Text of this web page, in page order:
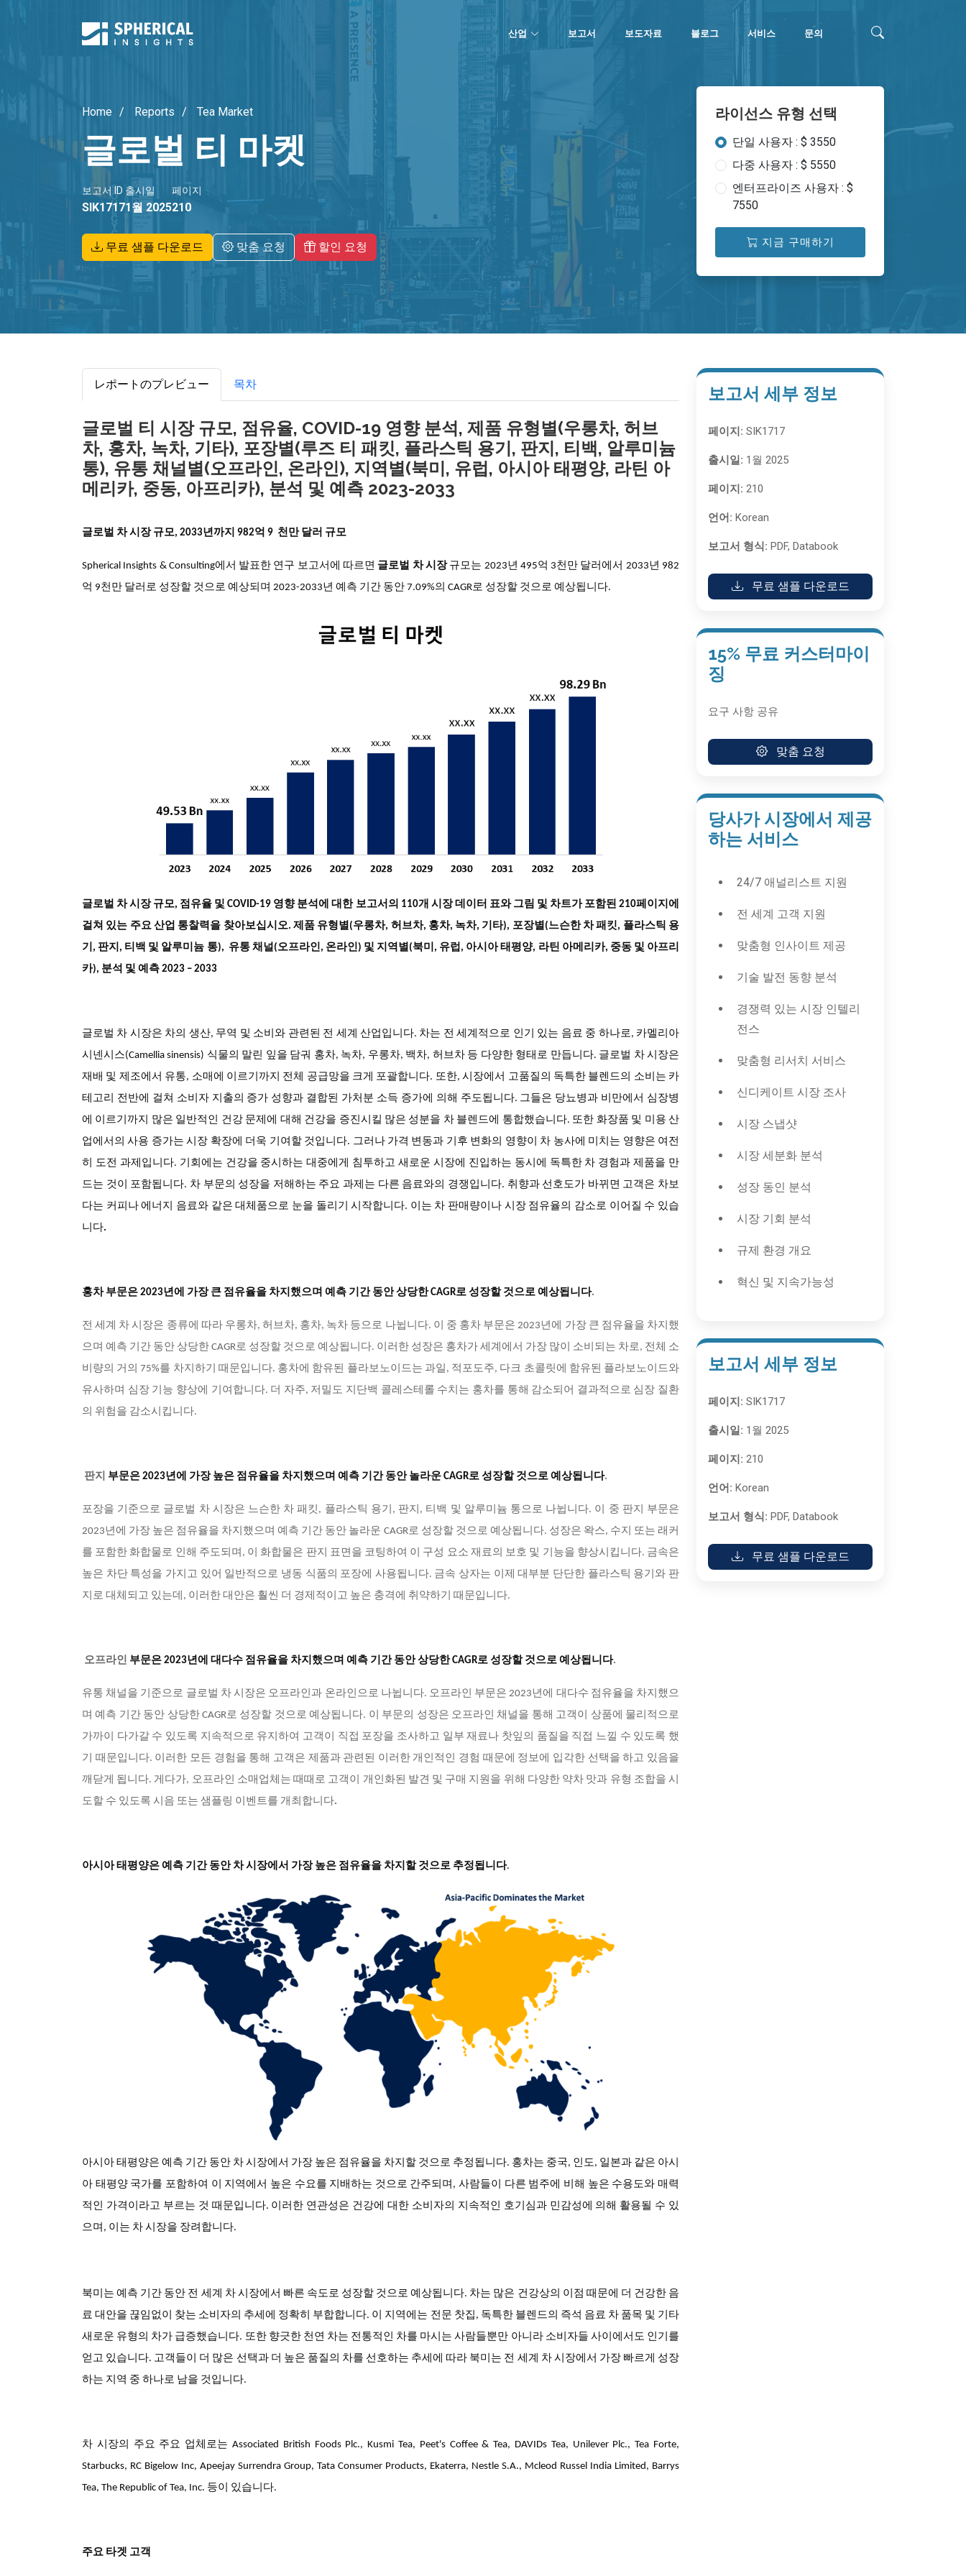
산업 보고서 보도자료 블로그 서비스 문의
Home Reports Tea Market
글로벌 티 마켓
보고서 ID
SIK1717
출시일
1월 2025
페이지
210
무료 샘플 다운로드 맞춤 요청 할인 요청
라이선스 유형 선택
단일 사용자 : $ 3550
다중 사용자 : $ 5550
엔터프라이즈 사용자 : $
7550
지금 구매하기
レポートのプレビュー 목차
글로벌 티 시장 규모, 점유율, COVID-19 영향 분석, 제품 유형별(우롱차, 허브
차, 홍차, 녹차, 기타), 포장별(루즈 티 패킷, 플라스틱 용기, 판지, 티백, 알루미늄
통), 유통 채널별(오프라인, 온라인), 지역별(북미, 유럽, 아시아 태평양, 라틴 아
메리카, 중동, 아프리카), 분석 및 예측 2023-2033
글로벌 차 시장 규모, 2033년까지 982억 9 천만 달러 규모
Spherical Insights & Consulting에서 발표한 연구 보고서에 따르면 글로벌 차 시장규모는 2023년 495억 3천만 달러에서 2033년 982
억 9천만 달러로 성장할 것으로 예상되며 2023-2033년 예측 기간 동안 7.09%의 CAGR로 성장할 것으로 예상됩니다.
글로벌 차 시장 규모, 점유율 및 COVID-19 영향 분석에 대한 보고서의 110개 시장 데이터 표와 그림 및 차트가 포함된 210페이지에
걸쳐 있는 주요 산업 통찰력을 찾아보십시오. 제품 유형별(우롱차, 허브차, 홍차, 녹차, 기타), 포장별(느슨한 차 패킷, 플라스틱 용
기, 판지, 티백 및 알루미늄 통), 유통 채널(오프라인, 온라인) 및 지역별(북미, 유럽, 아시아 태평양, 라틴 아메리카, 중동 및 아프리
카), 분석 및 예측 2023 – 2033
글로벌 차 시장은 차의 생산, 무역 및 소비와 관련된 전 세계 산업입니다. 차는 전 세계적으로 인기 있는 음료 중 하나로, 카멜리아
시넨시스(Camellia sinensis) 식물의 말린 잎을 담궈 홍차, 녹차, 우롱차, 백차, 허브차 등 다양한 형태로 만듭니다. 글로벌 차 시장은
재배 및 제조에서 유통, 소매에 이르기까지 전체 공급망을 크게 포괄합니다. 또한, 시장에서 고품질의 독특한 블렌드의 소비는 카
테고리 전반에 걸쳐 소비자 지출의 증가 성향과 결합된 가처분 소득 증가에 의해 주도됩니다. 그들은 당뇨병과 비만에서 심장병
에 이르기까지 많은 일반적인 건강 문제에 대해 건강을 증진시킬 많은 성분을 차 블렌드에 통합했습니다. 또한 화장품 및 미용 산
업에서의 사용 증가는 시장 확장에 더욱 기여할 것입니다. 그러나 가격 변동과 기후 변화의 영향이 차 농사에 미치는 영향은 여전
히 도전 과제입니다. 기회에는 건강을 중시하는 대중에게 침투하고 새로운 시장에 진입하는 동시에 독특한 차 경험과 제품을 만
드는 것이 포함됩니다. 차 부문의 성장을 저해하는 주요 과제는 다른 음료와의 경쟁입니다. 취향과 선호도가 바뀌면 고객은 차보
다는 커피나 에너지 음료와 같은 대체품으로 눈을 돌리기 시작합니다. 이는 차 판매량이나 시장 점유율의 감소로 이어질 수 있습
니다.
홍차 부문은 2023년에 가장 큰 점유율을 차지했으며 예측 기간 동안 상당한 CAGR로 성장할 것으로 예상됩니다.
전 세계 차 시장은 종류에 따라 우롱차, 허브차, 홍차, 녹차 등으로 나뉩니다. 이 중 홍차 부문은 2023년에 가장 큰 점유율을 차지했
으며 예측 기간 동안 상당한 CAGR로 성장할 것으로 예상됩니다. 이러한 성장은 홍차가 세계에서 가장 많이 소비되는 차로, 전체 소
비량의 거의 75%를 차지하기 때문입니다. 홍차에 함유된 플라보노이드는 과일, 적포도주, 다크 초콜릿에 함유된 플라보노이드와
유사하며 심장 기능 향상에 기여합니다. 더 자주, 저밀도 지단백 콜레스테롤 수치는 홍차를 통해 감소되어 결과적으로 심장 질환
의 위험을 감소시킵니다.
판지 부문은 2023년에 가장 높은 점유율을 차지했으며 예측 기간 동안 놀라운 CAGR로 성장할 것으로 예상됩니다.
포장을 기준으로 글로벌 차 시장은 느슨한 차 패킷, 플라스틱 용기, 판지, 티백 및 알루미늄 통으로 나뉩니다. 이 중 판지 부문은
2023년에 가장 높은 점유율을 차지했으며 예측 기간 동안 놀라운 CAGR로 성장할 것으로 예상됩니다. 성장은 왁스, 수지 또는 래커
를 포함한 화합물로 인해 주도되며, 이 화합물은 판지 표면을 코팅하여 이 구성 요소 재료의 보호 및 기능을 향상시킵니다. 금속은
높은 차단 특성을 가지고 있어 일반적으로 냉 동 식품의 포장에 사용됩니다. 금속 상자는 이제 대부분 단단한 플라스틱 용기와 판
지로 대체되고 있는데, 이러한 대안은 훨씬 더 경제적이고 높은 충격에 취약하기 때문입니다.
오프라인 부문은 2023년에 대다수 점유율을 차지했으며 예측 기간 동안 상당한 CAGR로 성장할 것으로 예상됩니다.
유통 채널을 기준으로 글로벌 차 시장은 오프라인과 온라인으로 나뉩니다. 오프라인 부문은 2023년에 대다수 점유율을 차지했으
며 예측 기간 동안 상당한 CAGR로 성장할 것으로 예상됩니다. 이 부문의 성장은 오프라인 채널을 통해 고객이 상품에 물리적으로
가까이 다가갈 수 있도록 지속적으로 유지하여 고객이 직접 포장을 조사하고 일부 재료나 찻잎의 품질을 직접 느낄 수 있도록 했
기 때문입니다. 이러한 모든 경험을 통해 고객은 제품과 관련된 이러한 개인적인 경험 때문에 정보에 입각한 선택을 하고 있음을
깨닫게 됩니다. 게다가, 오프라인 소매업체는 때때로 고객이 개인화된 발견 및 구매 지원을 위해 다양한 약차 맛과 유형 조합을 시
도할 수 있도록 시음 또는 샘플링 이벤트를 개최합니다.
아시아 태평양은 예측 기간 동안 차 시장에서 가장 높은 점유율을 차지할 것으로 추정됩니다.
아시아 태평양은 예측 기간 동안 차 시장에서 가장 높은 점유율을 차지할 것으로 추정됩니다. 홍차는 중국, 인도, 일본과 같은 아시
아 태평양 국가를 포함하여 이 지역에서 높은 수요를 지배하는 것으로 간주되며, 사람들이 다른 범주에 비해 높은 수용도와 매력
적인 가격이라고 부르는 것 때문입니다. 이러한 연관성은 건강에 대한 소비자의 지속적인 호기심과 민감성에 의해 활용될 수 있
으며, 이는 차 시장을 장려합니다.
북미는 예측 기간 동안 전 세계 차 시장에서 빠른 속도로 성장할 것으로 예상됩니다. 차는 많은 건강상의 이점 때문에 더 건강한 음
료 대안을 끊임없이 찾는 소비자의 추세에 정확히 부합합니다. 이 지역에는 전문 찻집, 독특한 블렌드의 즉석 음료 차 품목 및 기타
새로운 유형의 차가 급증했습니다. 또한 향긋한 천연 차는 전통적인 차를 마시는 사람들뿐만 아니라 소비자들 사이에서도 인기를
얻고 있습니다. 고객들이 더 많은 선택과 더 높은 품질의 차를 선호하는 추세에 따라 북미는 전 세계 차 시장에서 가장 빠르게 성장
하는 지역 중 하나로 남을 것입니다.
차 시장의 주요 주요 업체로는 Associated British Foods Plc., Kusmi Tea, Peet's Coffee & Tea, DAVIDs Tea, Unilever Plc., Tea Forte,
Starbucks, RC Bigelow Inc, Apeejay Surrendra Group, Tata Consumer Products, Ekaterra, Nestle S.A., Mcleod Russel India Limited, Barrys
Tea, The Republic of Tea, Inc. 등이 있습니다.
주요 타겟 고객
보고서 세부 정보
페이지: SIK1717
출시일: 1월 2025
페이지: 210
언어: Korean
보고서 형식: PDF, Databook
무료 샘플 다운로드
15% 무료 커스터마이
징
요구 사항 공유
맞춤 요청
당사가 시장에서 제공
하는 서비스
24/7 애널리스트 지원
전 세계 고객 지원
맞춤형 인사이트 제공
기술 발전 동향 분석
경쟁력 있는 시장 인텔리
전스
맞춤형 리서치 서비스
신디케이트 시장 조사
시장 스냅샷
시장 세분화 분석
성장 동인 분석
시장 기회 분석
규제 환경 개요
혁신 및 지속가능성
보고서 세부 정보
페이지: SIK1717
출시일: 1월 2025
페이지: 210
언어: Korean
보고서 형식: PDF, Databook
무료 샘플 다운로드